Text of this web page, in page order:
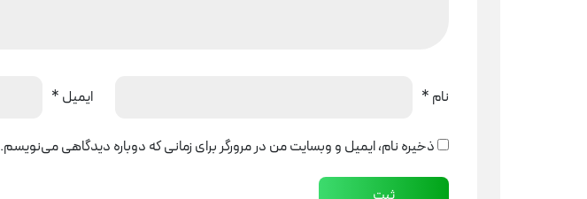
نام * ایمیل *
ذخیره نام، ایمیل و وبسایت من در مرورگر برای زمانی که دوباره دیدگاهی می‌نویسم.